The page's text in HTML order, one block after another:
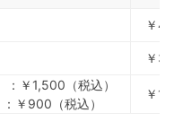
￥
￥
￥1,500（税込）
￥900（税込）
￥